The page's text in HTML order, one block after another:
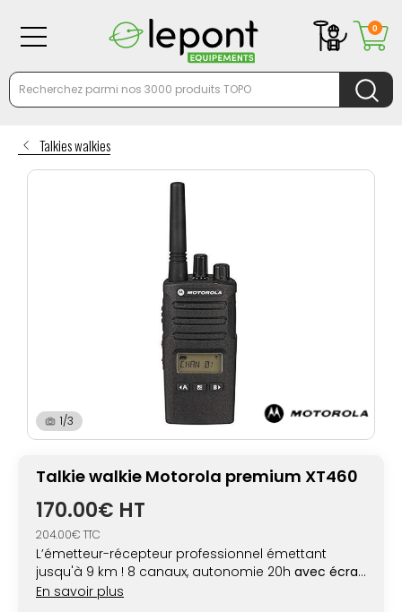
Talkies walkies
1/3
Talkie walkie Motorola premium XT460
170.00€ HT
204.00€ TTC
L’émetteur-récepteur professionnel émettant
jusqu'à 9 km ! 8 canaux, autonomie 20h avec écran
digital
En savoir plus
0